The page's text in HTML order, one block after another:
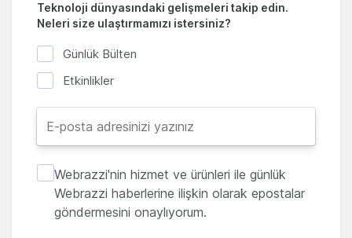
Teknoloji dünyasındaki gelişmeleri takip edin.
Neleri size ulaştırmamızı istersiniz?
Günlük Bülten
Etkinlikler
Webrazzi'nin hizmet ve ürünleri ile günlük
Webrazzi haberlerine ilişkin olarak epostalar
göndermesini onaylıyorum.